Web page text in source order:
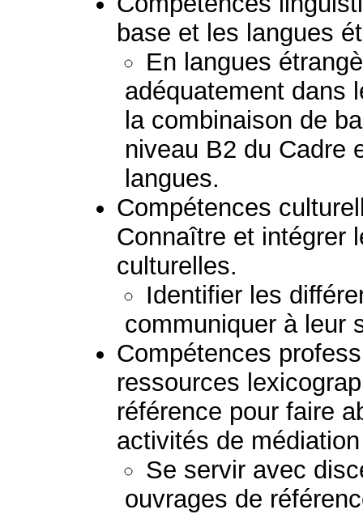
base et les langues
En langues
adéquatement dans
la combinaison de
niveau B2 du Cadre
langues.
Compétences
Connaître et intégrer
culturelles.
Identifier les
communiquer à leur
Compétences
ressources
référence pour faire
activités de
Se servir avec
ouvrages de